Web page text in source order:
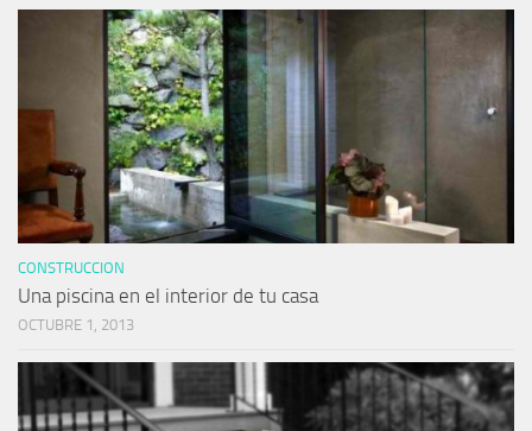
CONSTRUCCION
Una piscina en el interior de tu casa
OCTUBRE 1, 2013